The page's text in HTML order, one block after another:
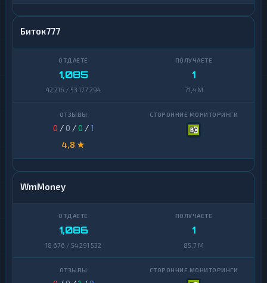
Биток777
1,085
42 216 / 53 177 294
1
71,4 M
0 / 0 /0 /1
4,8 ★
WmMoney
1,086
18 676 / 54 291 532
1
85,7 M